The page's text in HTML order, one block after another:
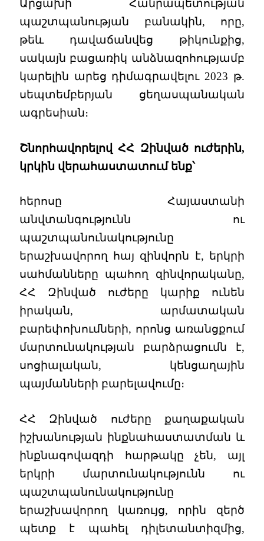
Արցախի Հանրապետության
պաշտպանության բանակին, որը,
թեև դավաճանվեց թիկունքից,
սակայն բացառիկ անձնազոհությամբ
կարելին արեց դիմագրավելու 2023 թ.
սեպտեմբերյան ցեղասպանական
ագրեսիան։
Շնորհավորելով ՀՀ Զինված ուժերին,
կրկին վերահաստատում ենք՝
հերոսը Հայաստանի
անվտանգությունն ու
պաշտպանունակությունը
երաշխավորող հայ զինվորն է, երկրի
սահմանները պահող զինվորականը,
ՀՀ Զինված ուժերը կարիք ունեն
իրական, արմատական
բարեփոխումների, որոնց առանցքում
մարտունակության բարձրացումն է,
սոցիալական, կենցաղային
պայմանների բարելավումը։
ՀՀ Զինված ուժերը քաղաքական
իշխանության ինքնահաստատման և
ինքնագովազդի հարթակը չեն, այլ
երկրի մարտունակությունն ու
պաշտպանունակությունը
երաշխավորող կառույց, որին զերծ
պետք է պահել դիլետանտիզմից,